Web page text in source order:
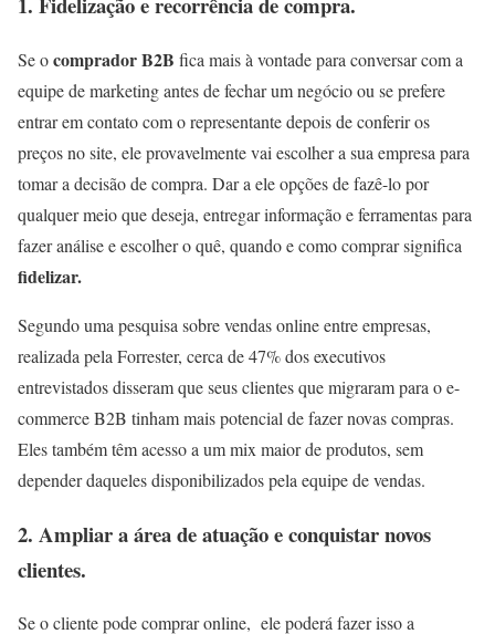
Se ocomprador B2B fica mais à vontade para conversar com a
equipe de marketing antes de fechar um negócio ou se prefere
entrar em contato com o representante depois de conferir os
preços no site, ele provavelmente vai escolher a sua empresa para
tomar a decisão de compra. Dar a ele opções de fazê-lo por
qualquer meio que deseja, entregar informação e ferramentas para
fazer análise e escolher o quê, quando e como comprar significa
fidelizar.
Segundo uma pesquisa sobrevendas online entre empresas,
realizada pela Forrester, cerca de 47% dos executivos
entrevistados disseram que seus clientes que migraram para o e-
commerce B2B tinham mais potencial de fazer novas compras.
Eles também têm acesso a um mix maior de produtos, sem
depender daqueles disponibilizados pela equipe de vendas.
2. Ampliar a área de atuação e conquistar novos
clientes.
Se o cliente pode comprar online, ele poderá fazer isso a